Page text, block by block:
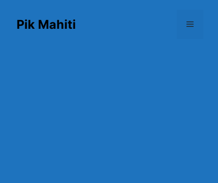
contentPik Mahiti Menu